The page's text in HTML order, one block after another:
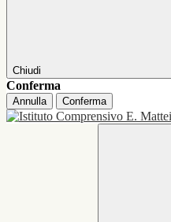
Chiudi
Conferma
Annulla Conferma